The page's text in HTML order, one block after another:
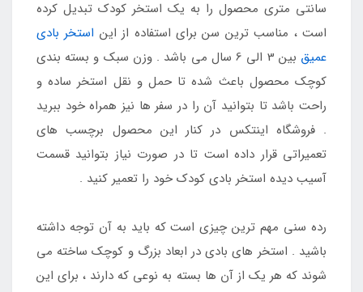
سانتی متری محصول را به یک استخر کودک تبدیل کرده
است ، مناسب ترین سن برای استفاده از این استخر بادی
عمیق
بین 3 الی 6 سال می باشد . وزن سبک و بسته بندی
کوچک محصول باعث شده تا حمل و نقل استخر ساده و
راحت باشد تا بتوانید آن را در سفر ها نیز همراه خود ببرید
. فروشگاه اینتکس در کنار این محصول برچسب های
تعمیراتی قرار داده است تا در صورت نیاز بتوانید قسمت
آسیب دیده استخر بادی کودک خود را تعمیر کنید .
رده سنی مهم ترین چیزی است که باید به آن توجه داشته
باشید . استخر های بادی در ابعاد بزرگ و کوچک ساخته می
شوند که هر یک از آن ها بسته به نوعی که دارند ، برای این